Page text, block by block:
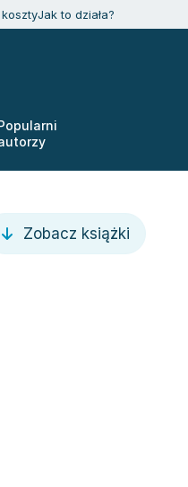
Jak to działa?
Zobacz książki